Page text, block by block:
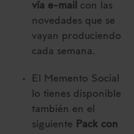
vía e-mail con las
novedades que se
vayan produciendo
cada semana.
El Memento Social
lo tienes disponible
también en el
siguiente Pack con